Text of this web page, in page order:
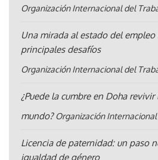
Organización Internacional del
Una mirada al estado del empleo
principales desafíos
Organización Internacional del
¿Puede la cumbre en Doha
mundo? Organización
Licencia de paternidad: un paso
igualdad de género